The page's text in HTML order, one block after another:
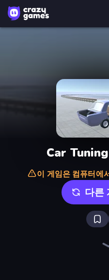
Car
이 게임은 컴퓨터에
다른